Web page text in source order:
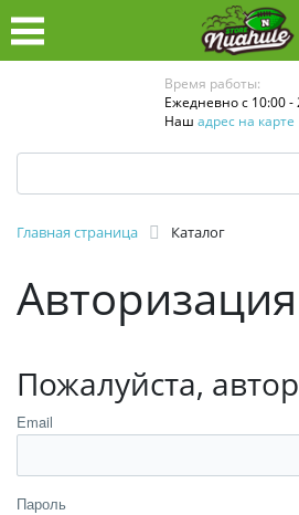
Время работы:
Ежедневно с 10:00 -
Наш адрес на карте
Главная страница Каталог
Авторизация
Пожалуйста,
Email
Пароль